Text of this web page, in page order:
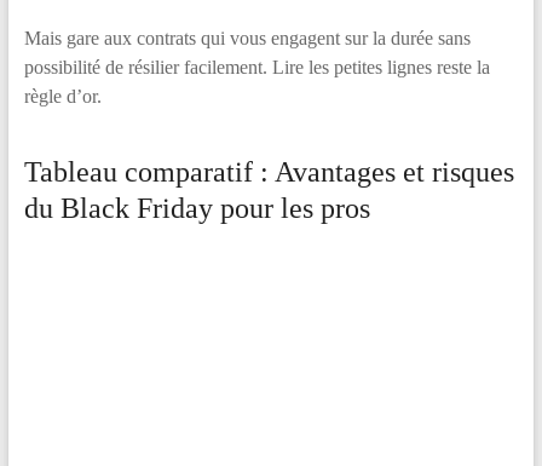
Mais gare aux contrats qui vous engagent sur la durée sans
possibilité de résilier facilement. Lire les petites lignes reste la
règle d’or.
Tableau comparatif : Avantages et risques
du Black Friday pour les pros